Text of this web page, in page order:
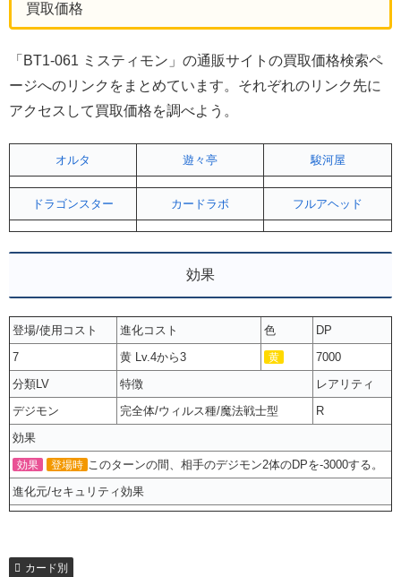
買取価格
「BT1-061 ミスティモン」の通販サイトの買取価格検索ペ
ージへのリンクをまとめています。それぞれのリンク先に
アクセスして買取価格を調べよう。
オルタ 遊々亭 駿河屋
ドラゴンスター カードラボ フルアヘッド
効果
登場/使用コスト 進化コスト 色
DP
7
黄 Lv.4から3 黄
7000
分類LV
特徴
レアリティ
デジモン
完全体/ウィルス種/魔法戦士型
R
効果
効果 登場時 このターンの間、相手のデジモン2体のDPを-3000する。
進化元/セキュリティ効果
カード別